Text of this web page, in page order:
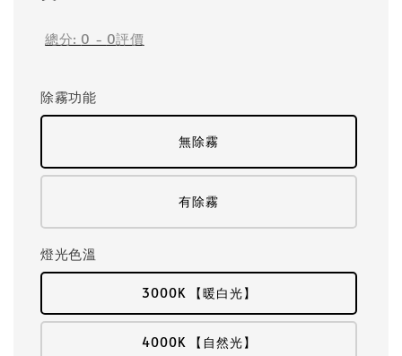
總分: 0 - 0評價
除霧功能
無除霧
有除霧
燈光色溫
3000K 【暖白光】
4000K 【自然光】